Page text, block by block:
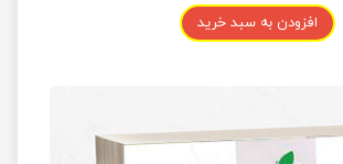
افزودن به سبد خرید